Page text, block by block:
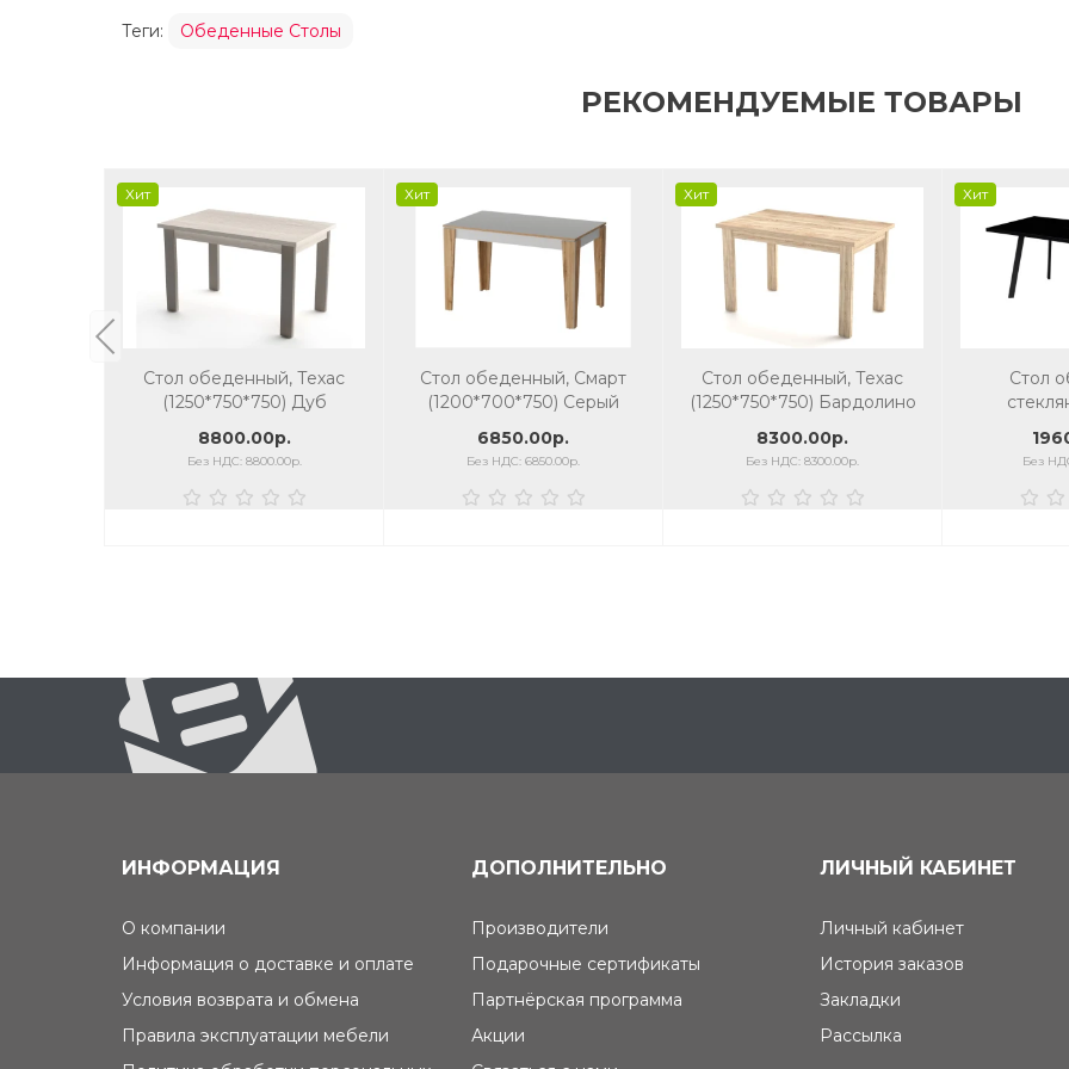
Теги: Обеденные Столы
РЕКОМЕНДУЕМЫЕ ТОВАРЫ
Хит
Стол обеденный, Техас
(1250*750*750) Дуб
камень
8800.00р.
Без НДС: 8800.00р.
Хит
Стол обеденный, Смарт
(1200*700*750) Серый
6850.00р.
Без НДС: 6850.00р.
Хит
Стол обеденный, Техас
(1250*750*750) Бардолино
8300.00р.
Без НДС: 8300.00р.
Хит
Стол
стекло/
Без
ИНФОРМАЦИЯ
О компании
Информация о доставке и оплате
Условия возврата и обмена
Правила эксплуатации мебели
ДОПОЛНИТЕЛЬНО
Производители
Подарочные сертификаты
Партнёрская программа
Акции
ЛИЧНЫЙ КАБИНЕТ
Личный кабинет
История заказов
Закладки
Рассылка